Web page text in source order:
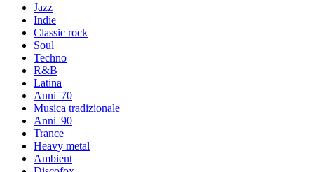
Jazz
Indie
Classic rock
Soul
Techno
R&B
Latina
Anni '70
Musica tradizionale
Anni '90
Trance
Heavy metal
Ambient